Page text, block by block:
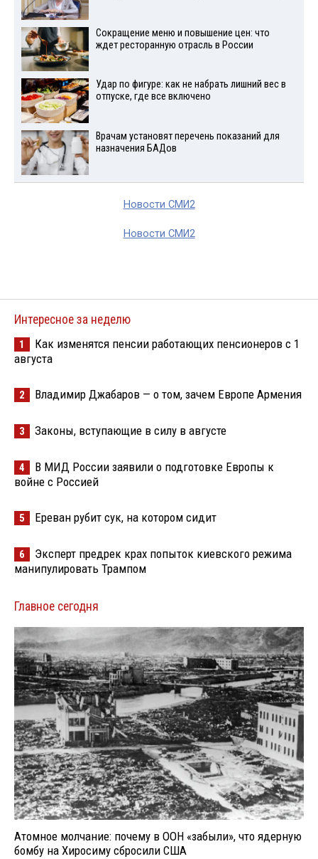
Сокращение меню и повышение цен: что
ждет ресторанную отрасль в России
Удар по фигуре: как не набрать лишний вес в
отпуске, где все включено
Врачам установят перечень показаний для
назначения БАДов
Новости СМИ2
Новости СМИ2
Интересное за неделю
1
Как изменятся пенсии работающих пенсионеров с 1
августа
2 Владимир Джабаров — о том, зачем Европе Армения
3 Законы, вступающие в силу в августе
4
В МИД России заявили о подготовке Европы к
войне с Россией
5 Ереван рубит сук, на котором сидит
6
Эксперт предрек крах попыток киевского режима
манипулировать Трампом
Главное сегодня
Атомное молчание: почему в ООН «забыли», что ядерную
бомбу на Хиросиму сбросили США